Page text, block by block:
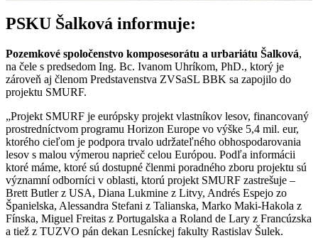
PSKU Šalková informuje:
Pozemkové spoločenstvo komposesorátu a urbariátu Šalková,
na čele s predsedom Ing. Bc. Ivanom Uhríkom, PhD., ktorý je
zároveň aj členom Predstavenstva ZVSaSL BBK sa zapojilo do
projektu SMURF.
„Projekt SMURF je európsky projekt vlastníkov lesov, financovaný
prostredníctvom programu Horizon Europe vo výške 5,4 mil. eur,
ktorého cieľom je podpora trvalo udržateľného obhospodarovania
lesov s malou výmerou naprieč celou Európou. Podľa informácii
ktoré máme, ktoré sú dostupné členmi poradného zboru projektu sú
významní odborníci v oblasti, ktorú projekt SMURF zastrešuje –
Brett Butler z USA, Diana Lukmine z Litvy, Andrés Espejo zo
Španielska, Alessandra Stefani z Talianska, Marko Maki-Hakola z
Fínska, Miguel Freitas z Portugalska a Roland de Lary z Francúzska
a tiež z TUZVO pán dekan Lesníckej fakulty Rastislav Šulek.